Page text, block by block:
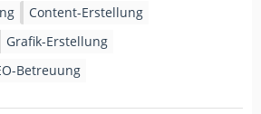
Content-Erstellung
Grafik-Erstellung
Betreuung